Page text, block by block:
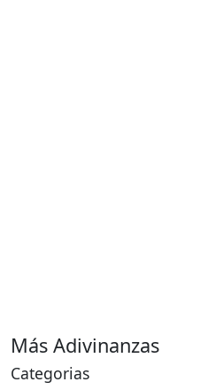
Más Adivinanzas
Categorias